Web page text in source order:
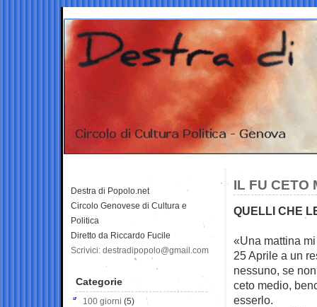
IL FU CETO
QUELLI CHE
«Una mattina
25 Aprile a un
nessuno, se
ceto medio,
esserlo.
Destra di Popolo.net
Circolo Genovese di Cultura e
Politica
Diretto da Riccardo Fucile
Scrivici: destradipopolo@gmail.com
Categorie
100 giorni (5)